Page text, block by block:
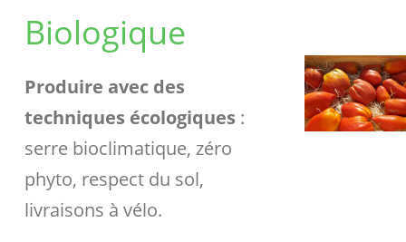
Biologique
Produire avec des
techniques écologiques :
serre bioclimatique, zéro
phyto, respect du sol,
livraisons à vélo.